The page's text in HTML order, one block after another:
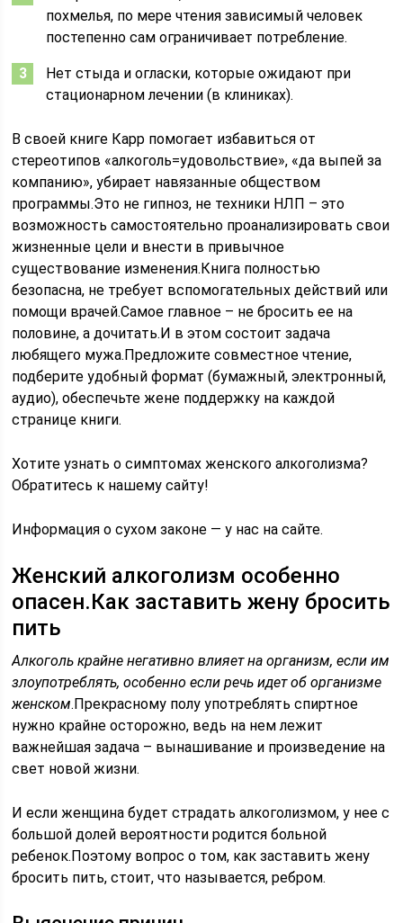
похмелья, по мере чтения зависимый человек
постепенно сам ограничивает потребление.
Нет стыда и огласки, которые ожидают при
стационарном лечении (в клиниках).
В своей книге Карр помогает избавиться от
стереотипов «алкоголь=удовольствие», «да выпей за
компанию», убирает навязанные обществом
программы.Это не гипноз, не техники НЛП – это
возможность самостоятельно проанализировать свои
жизненные цели и внести в привычное
существование изменения.Книга полностью
безопасна, не требует вспомогательных действий или
помощи врачей.Самое главное – не бросить ее на
половине, а дочитать.И в этом состоит задача
любящего мужа.Предложите совместное чтение,
подберите удобный формат (бумажный, электронный,
аудио), обеспечьте жене поддержку на каждой
странице книги.
Хотите узнать о симптомах женского алкоголизма?
Обратитесь к нашему сайту!
Информация о сухом законе — у нас на сайте.
Женский алкоголизм особенно
опасен.Как заставить жену бросить
пить
Алкоголь крайне негативно влияет на организм, если им
злоупотреблять, особенно если речь идет об организме
женском.Прекрасному полу употреблять спиртное
нужно крайне осторожно, ведь на нем лежит
важнейшая задача – вынашивание и произведение на
свет новой жизни.
И если женщина будет страдать алкоголизмом, у нее с
большой долей вероятности родится больной
ребенок.Поэтому вопрос о том, как заставить жену
бросить пить, стоит, что называется, ребром.